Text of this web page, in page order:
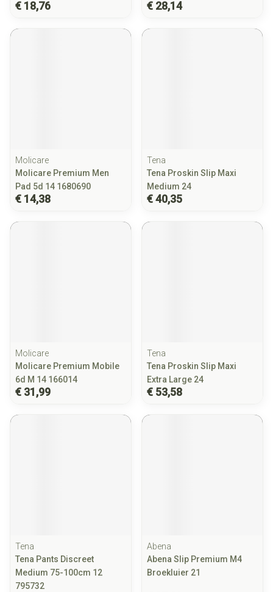
€ 18,76 € 28,14
Molicare
Molicare Premium Men
Pad 5d 14 1680690
€ 14,38
Tena
Tena Proskin Slip Maxi
Medium 24
€ 40,35
Molicare
Molicare Premium Mobile
6d M 14 166014
€ 31,99
Tena
Tena Proskin Slip Maxi
Extra Large 24
€ 53,58
Tena
Tena Pants Discreet
Medium 75-100cm 12
795732
Abena
Abena Slip Premium M4
Broekluier 21